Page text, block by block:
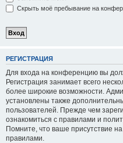
Скрыть моё пребывание на
РЕГИСТРАЦИЯ
Для входа на конференцию вы
Регистрация занимает всего
более широкие возможности.
установлены также
пользователей. Прежде чем
ознакомиться с правилами и
Помните, что ваше присутствие
правилами.